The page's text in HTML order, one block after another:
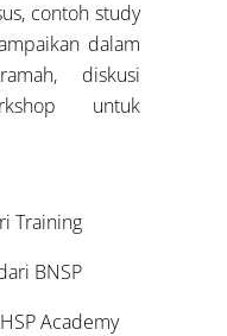
contoh study
dalam
diskusi
untuk
Training
BNSP
Academy